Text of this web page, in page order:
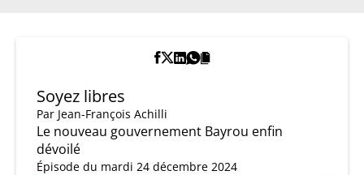
Soyez libres
Par Jean-François Achilli
Le nouveau gouvernement Bayrou enfin
dévoilé
Épisode du mardi 24 décembre 2024